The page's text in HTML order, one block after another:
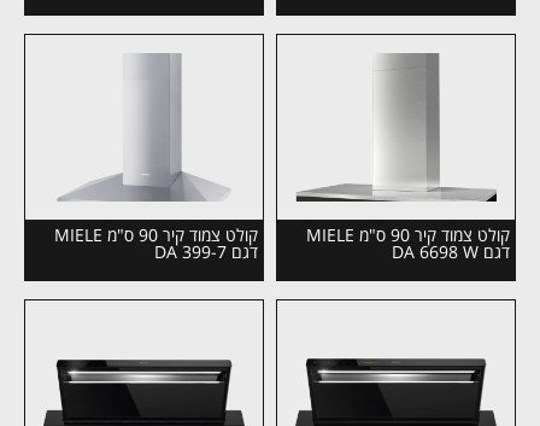
קולט צמוד קיר 90 ס"מ MIELE
דגם DA 6698 W
קולט צמוד קיר 90 ס"מ MIELE
דגם DA 399-7